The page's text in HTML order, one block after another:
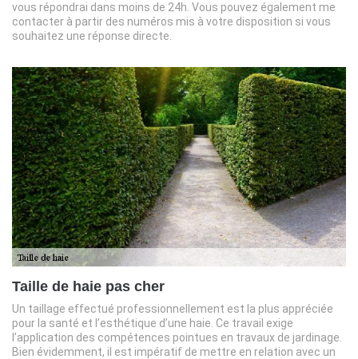
vous répondrai dans moins de 24h. Vous pouvez également me
contacter à partir des numéros mis à votre disposition si vous
souhaitez une réponse directe.
Taille de haie pas cher
Un taillage effectué professionnellement est la plus appréciée
pour la santé et l’esthétique d’une haie. Ce travail exige
l’application des compétences pointues en travaux de jardinage.
Bien évidemment, il est impératif de mettre en relation avec un